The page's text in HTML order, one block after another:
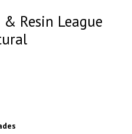
Resin League